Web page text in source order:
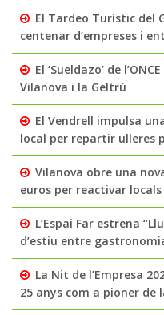
El Tardeo Turístic del
centenar d’empreses i
El ‘Sueldazo’ de
Vilanova i la Geltrú
El Vendrell impulsa
local per repartir ulleres
Vilanova obre una
euros per reactivar
L’Espai Far estrena
d’estiu entre
La Nit de l’Empresa
25 anys com a pioner